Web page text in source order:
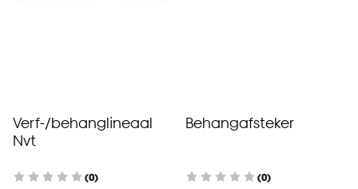
Verf-/behanglineaal
Nvt
(0)
Behangafsteker
(0)